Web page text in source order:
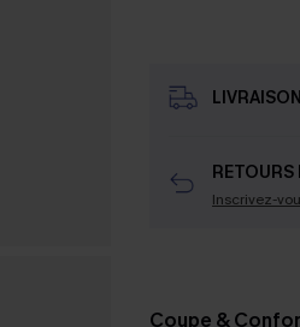
RETOURS
Inscrivez-
Coupe &